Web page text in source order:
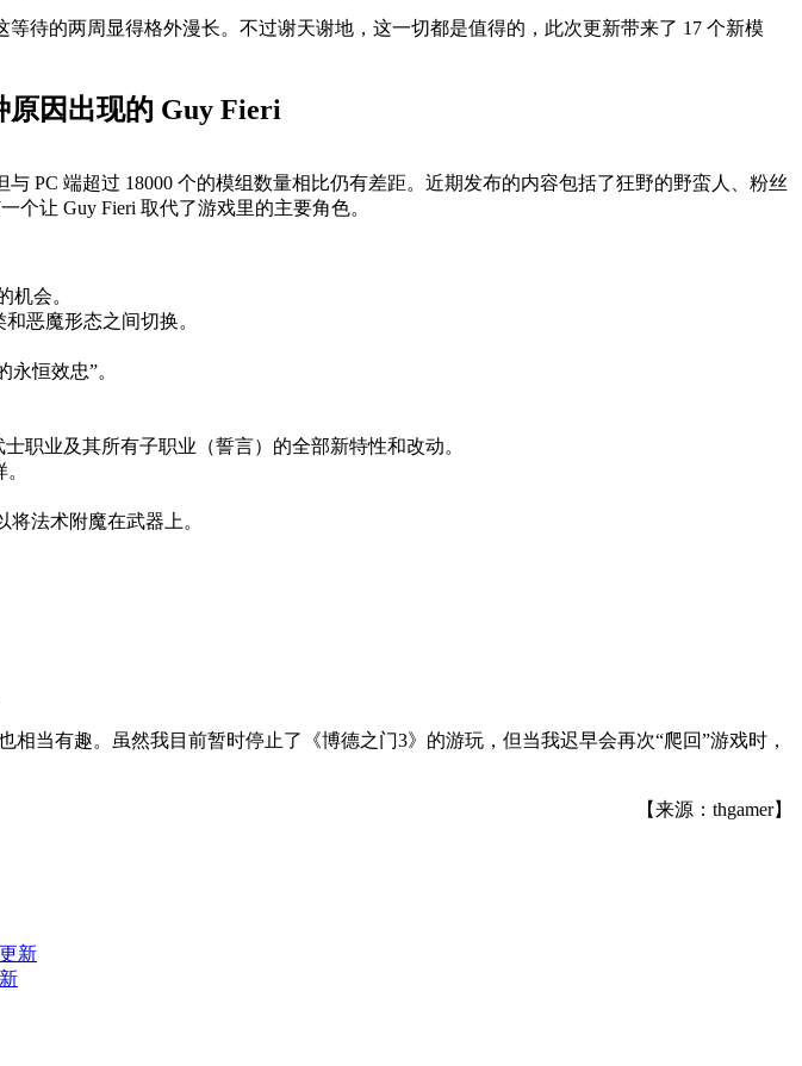
待的两周显得格外漫长。不过谢天谢地，这一切都是值得的，此次更新带来了 17 个新模
原因出现的 Guy Fieri
PC 端超过 18000 个的模组数量相比仍有差距。近期发布的内容包括了狂野的野蛮人、粉丝
让 Guy Fieri 取代了游戏里的主要角色。
机会。
恶魔形态之间切换。
恒效忠”。
职业及其所有子职业（誓言）的全部新特性和改动。
法术附魔在武器上。
当有趣。虽然我目前暂时停止了《博德之门3》的游玩，但当我迟早会再次“爬回”游戏时，
【来源：thgamer】